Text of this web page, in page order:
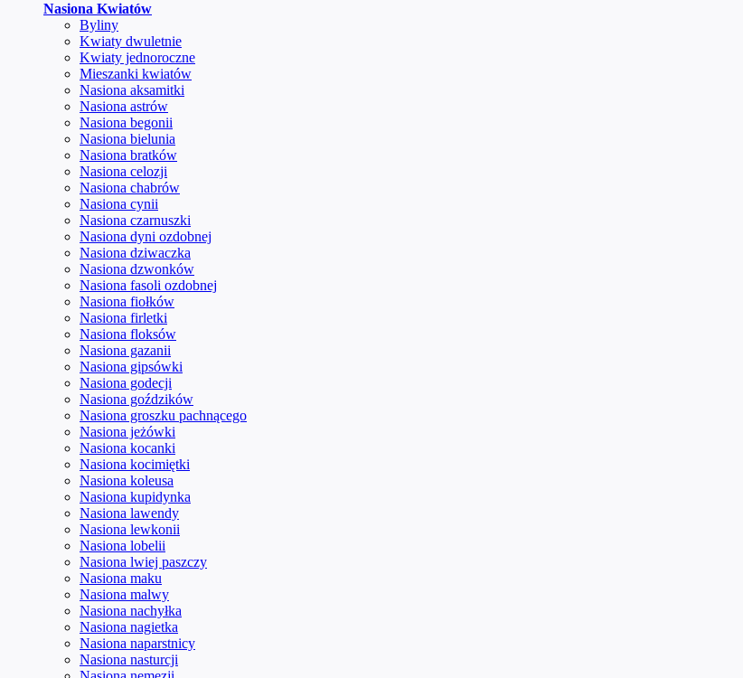
Nasiona Kwiatów
Byliny
Kwiaty dwuletnie
Kwiaty jednoroczne
Mieszanki kwiatów
Nasiona aksamitki
Nasiona astrów
Nasiona begonii
Nasiona bielunia
Nasiona bratków
Nasiona celozji
Nasiona chabrów
Nasiona cynii
Nasiona czarnuszki
Nasiona dyni ozdobnej
Nasiona dziwaczka
Nasiona dzwonków
Nasiona fasoli ozdobnej
Nasiona fiołków
Nasiona firletki
Nasiona floksów
Nasiona gazanii
Nasiona gipsówki
Nasiona godecji
Nasiona goździków
Nasiona groszku pachnącego
Nasiona jeżówki
Nasiona kocanki
Nasiona kocimiętki
Nasiona koleusa
Nasiona kupidynka
Nasiona lawendy
Nasiona lewkonii
Nasiona lobelii
Nasiona lwiej paszczy
Nasiona maku
Nasiona malwy
Nasiona nachyłka
Nasiona nagietka
Nasiona naparstnicy
Nasiona nasturcji